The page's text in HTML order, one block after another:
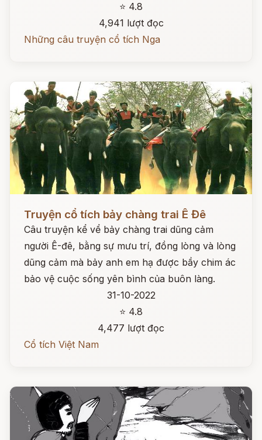
⭐ 4.8
4,941 lượt đọc
Những câu truyện cổ tích Nga
Truyện cổ tích bảy chàng trai Ê Đê
Câu truyện kể vể bảy chàng trai dũng cảm
người Ê-đê, bằng sự mưu trí, đồng lòng và lòng
dũng cảm mà bảy anh em hạ được bầy chim ác
bảo vệ cuộc sống yên bình của buôn làng.
31-10-2022
⭐ 4.8
4,477 lượt đọc
Cổ tích Việt Nam